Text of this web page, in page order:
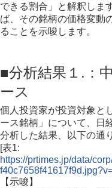
できる割合」と解釈しま
ば、その銘柄の価格変動
ることを示唆します。
■分析結果１.：
ース
個人投資家が投資対象と
ース銘柄」について、日
分析した結果、以下の通
[表1:
https://prtimes.jp/data/
【示唆】